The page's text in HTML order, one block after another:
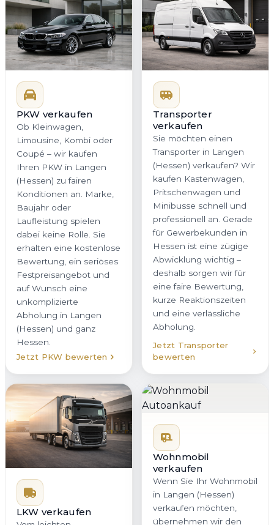
PKW verkaufen
Ob Kleinwagen,
Limousine, Kombi oder
Coupé – wir kaufen
Ihren PKW in Langen
(Hessen) zu fairen
Konditionen an. Marke,
Baujahr oder
Laufleistung spielen
dabei keine Rolle. Sie
erhalten eine kostenlose
Bewertung, ein seriöses
Festpreisangebot und
auf Wunsch eine
unkomplizierte
Abholung in Langen
(Hessen) und ganz
Hessen.
Jetzt PKW bewerten
Transporter
verkaufen
Sie möchten einen
Transporter in Langen
(Hessen) verkaufen? Wir
kaufen Kastenwagen,
Pritschenwagen und
Minibusse schnell und
professionell an. Gerade
für Gewerbekunden in
Hessen ist eine zügige
Abwicklung wichtig –
deshalb sorgen wir für
eine faire Bewertung,
kurze Reaktionszeiten
und eine verlässliche
Abholung.
Jetzt Transporter
bewerten
LKW verkaufen
Wohnmobil
verkaufen
Wenn Sie Ihr Wohnmobil
in Langen (Hessen)
verkaufen möchten,
übernehmen wir den